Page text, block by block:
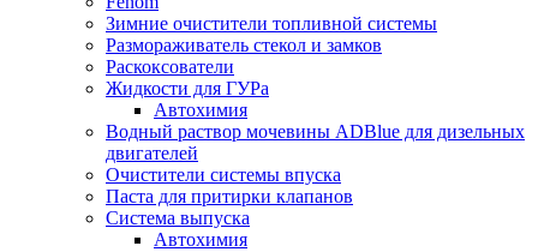
Зимние очистители топливной системы
Размораживатель стекол и замков
Раскоксователи
Жидкости для ГУРа
Автохимия
Водный раствор мочевины ADBlue для дизельных
двигателей
Очистители системы впуска
Паста для притирки клапанов
Система выпуска
Автохимия